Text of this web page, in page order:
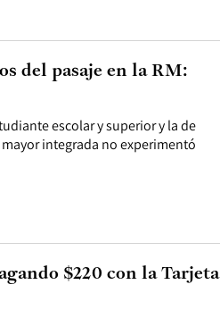
escolar y superior y la de
integrada no experimentó
del pasaje en la RM:
$220 con la Tarjeta